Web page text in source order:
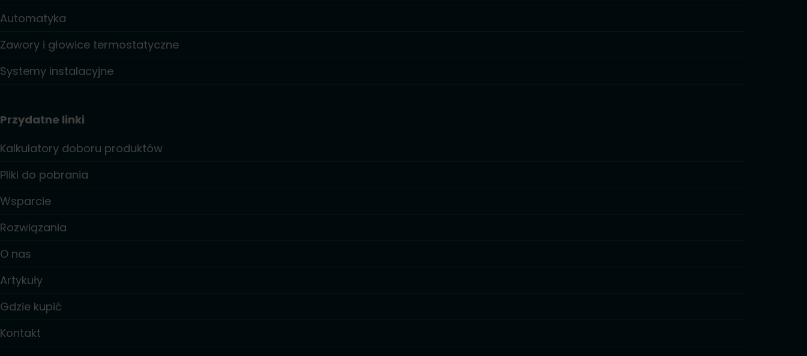
Automatyka
Zawory i głowice termostatyczne
Systemy instalacyjne
Przydatne linki
Kalkulatory doboru produktów
Pliki do pobrania
Wsparcie
Rozwiązania
O nas
Artykuły
Gdzie kupić
Kontakt